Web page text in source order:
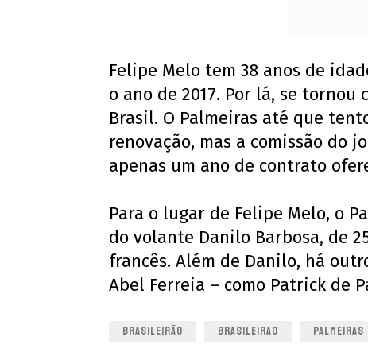
Felipe Melo tem 38 anos de
o ano de 2017. Por lá, se
Brasil. O Palmeiras até que
renovação, mas a comissão do
apenas um ano de contrato
Para o lugar de Felipe Melo, o
do volante Danilo Barbosa, de
francês. Além de Danilo, há
Abel Ferreia – como Patrick de
BRASILEIRÃO BRASILEIRAO PALMEIRAS